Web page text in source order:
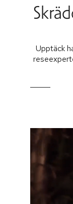
Upptäck